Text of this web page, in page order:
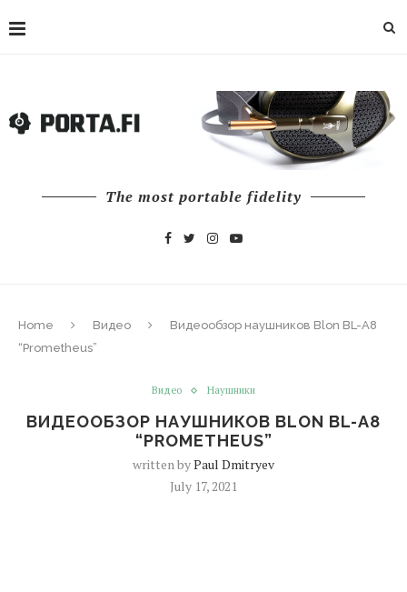
The most portable fidelity
Home Видео
Видеообзор наушников Blon BL-A8
“Prometheus”
Видео Наушники
ВИДЕООБЗОР НАУШНИКОВ BLON BL-A8
“PROMETHEUS”
written byPaul Dmitryev
July 17, 2021